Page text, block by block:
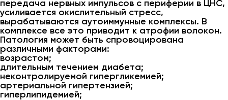
передача нервных импульсов с периферии в ЦНС,
усиливается окислительный стресс,
вырабатываются аутоиммунные комплексы. В
комплексе все это приводит к атрофии волокон.
Патология может быть спровоцирована
различными факторами:
возрастом;
длительным течением диабета;
неконтролируемой гипергликемией;
артериальной гипертензией;
гиперлипидемией;